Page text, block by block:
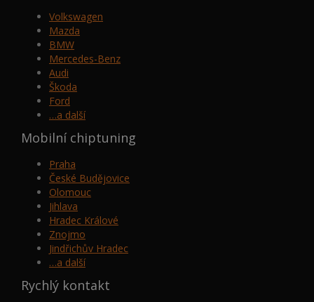
Volkswagen
Mazda
BMW
Mercedes-Benz
Audi
Škoda
Ford
…a další
Mobilní chiptuning
Praha
České Budějovice
Olomouc
Jihlava
Hradec Králové
Znojmo
Jindřichův Hradec
…a další
Rychlý kontakt